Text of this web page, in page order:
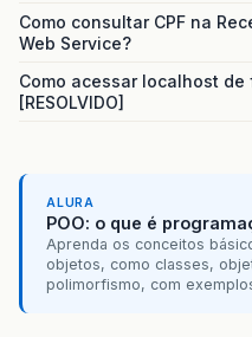
Como consultar CPF na
Web Service?
Como acessar localhost de
[RESOLVIDO]
ALURA
POO: o que é
Aprenda os conceitos
objetos, como classes,
polimorfismo, com